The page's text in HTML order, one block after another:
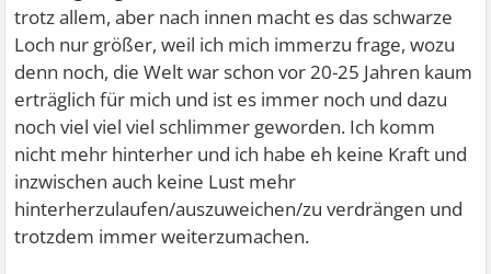
trotz allem, aber nach innen macht es das schwarze
Loch nur größer, weil ich mich immerzu frage, wozu
denn noch, die Welt war schon vor 20-25 Jahren kaum
erträglich für mich und ist es immer noch und dazu
noch viel viel viel schlimmer geworden. Ich komm
nicht mehr hinterher und ich habe eh keine Kraft und
inzwischen auch keine Lust mehr
hinterherzulaufen/auszuweichen/zu verdrängen und
trotzdem immer weiterzumachen.